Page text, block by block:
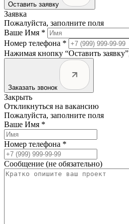
Оставить заявку
Заявка
Пожалуйста, заполните поля
Ваше Имя *
Номер телефона *
Нажимая кнопку “Оставить
Заказать звонок
Закрыть
Откликнуться на вакансию
Пожалуйста, заполните поля
Ваше Имя *
Номер телефона *
Сообщение (не обязательно)